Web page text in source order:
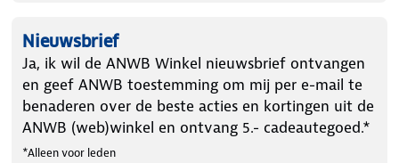
Nieuwsbrief
Ja, ik wil de ANWB Winkel nieuwsbrief ontvangen
en geef ANWB toestemming om mij per e-mail te
benaderen over de beste acties en kortingen uit de
ANWB (web)winkel en ontvang 5.- cadeautegoed.*
*Alleen voor leden